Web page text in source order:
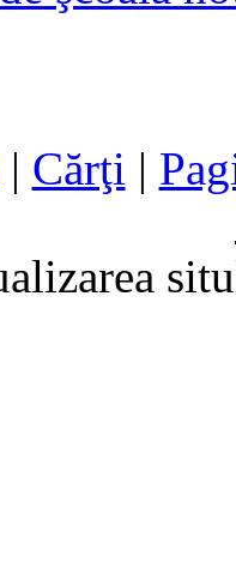
| Cărţi |